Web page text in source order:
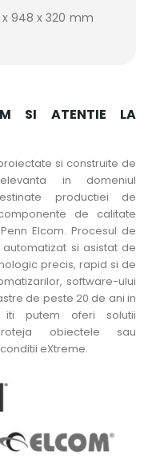
948 x 320 mm
SI ATENTIE LA
si construite de
in domeniul
productiei de
de calitate
Elcom. Procesul de
si asistat de
precis, rapid si de
software-ului
de peste 20 de ani in
iti putem oferi solutii
obiectele sau
eXtreme.